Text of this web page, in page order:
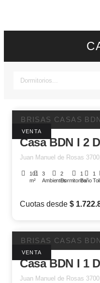
BRISAS CASAS
VENTA
Casa BDN I 2
Juan Manuel de Rosas
101
m²
3
Ambientes
2
Dormitorios
1
Baño
1
Cuotas desde$
BRISAS CASAS
VENTA
Casa BDN I 1
Juan Manuel de Rosas